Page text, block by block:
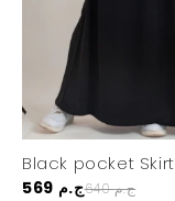
Black pocket Skirt
569 ج.م
640 ج.م